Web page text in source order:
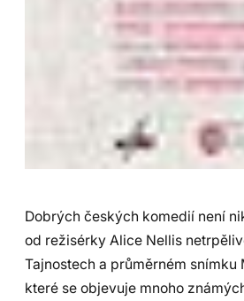
Dobrých českých komedií není
od režisérky Alice Nellis
Tajnostech a průměrném
které se objevuje mnoho